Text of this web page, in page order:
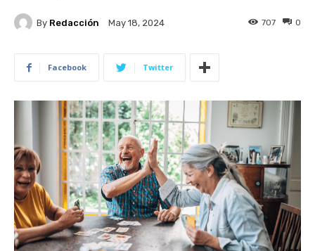
By Redacción May 18, 2024 0
707
Facebook Twitter